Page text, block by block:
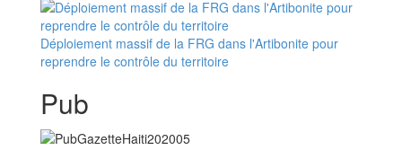
Déploiement massif de la FRG dans l'Artibonite pour
reprendre le contrôle du territoire
Pub